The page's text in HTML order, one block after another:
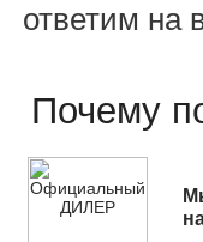
ответим на
Почему